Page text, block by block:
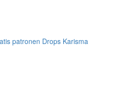
patronen Drops Karisma